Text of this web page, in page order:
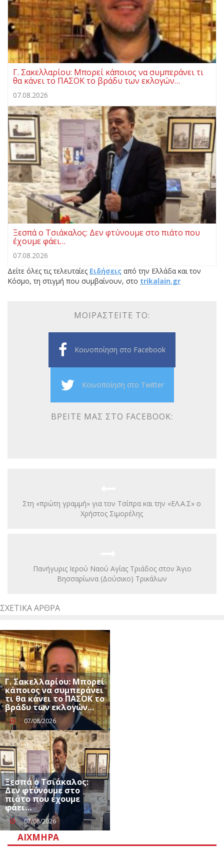
Γ. Σακελλαρίου: Μπορεί κάποιος να συμπεράνει τι
θα κάνει το ΠΑΣΟΚ το βράδυ των εκλογών…
07.08.2026
Ξεσπά ο Τσιάκαλος: Δεν φτύνουμε στο πιάτο που
έχουμε φάει…
07.08.2026
Δείτε όλες τις τελευταίες Ειδήσεις από την Ελλάδα και τον
Κόσμο, τη στιγμή που συμβαίνουν, στο trikalain.gr
ΜΟΙΡΑΣΤΕΊΤΕ ΤΟ:
Κοινοποίηση στο Facebook
Κοινοποίηση στο Twitter
ΒΡΕΊΤΕ ΜΑΣ ΣΤΟ FACEBOOK:
Στη «πρώτη γραμμή» για τον Τσίπρα και την «ΕΛ.Α.Σ» ο
Χρήστος Σιμορέλης
Πανήγυρις Ιερού Ναού Αγίας Τριάδος στον Άγιο
Βησσαρίωνα (Δούσικο) Τρικάλων
ΣΧΕΤΙΚΆ ΆΡΘΡΑ
Γ. Σακελλαρίου: Μπορεί
κάποιος να συμπεράνει
τι θα κάνει το ΠΑΣΟΚ το
βράδυ των εκλογών…
07/08/2026
Ξεσπά ο Τσιάκαλος:
Δεν φτύνουμε στο
πιάτο που έχουμε
φάει…
07/08/2026
ΑΙΧΜΗΡΆ